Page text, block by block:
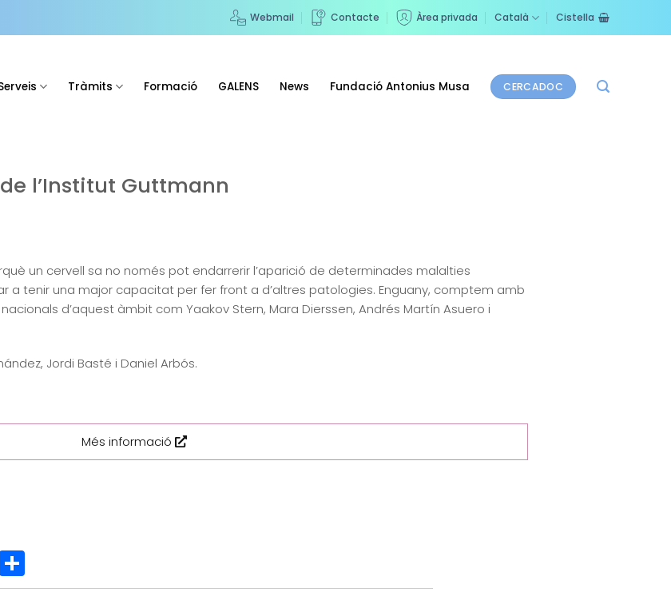
Webmail Contacte Àrea privada Català Cistella
Tràmits Formació GALENS News Fundació Antonius Musa CERCADOC
l’Institut Guttmann
un cervell sa no només pot endarrerir l’aparició de determinades malalties
a tenir una major capacitat per fer front a d’altres patologies. Enguany, comptem amb
d’aquest àmbit com Yaakov Stern, Mara Dierssen, Andrés Martín Asuero i
Jordi Basté i Daniel Arbós.
Més informació
Comparteix